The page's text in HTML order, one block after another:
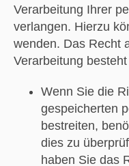
Verarbeitung Ihrer
verlangen. Hierzu
wenden. Das Recht
Verarbeitung
Wenn Sie die
gespeicherten
bestreiten,
dies zu
haben Sie das